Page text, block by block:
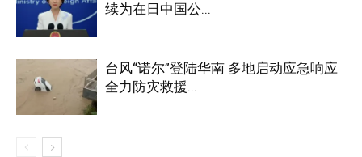
续为在日中国公...
台风“诺尔”登陆华南 多地启动应急响应
全力防灾救援...